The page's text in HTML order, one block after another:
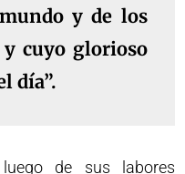
y de los
cuyo glorioso
día”.
de sus labores